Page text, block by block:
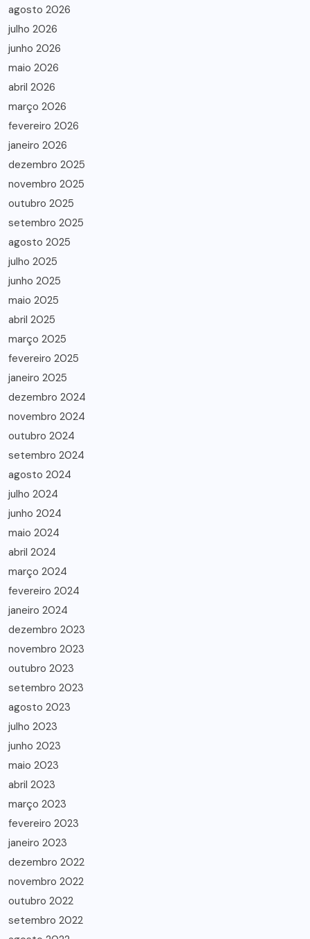
agosto 2026
julho 2026
junho 2026
maio 2026
abril 2026
março 2026
fevereiro 2026
janeiro 2026
dezembro 2025
novembro 2025
outubro 2025
setembro 2025
agosto 2025
julho 2025
junho 2025
maio 2025
abril 2025
março 2025
fevereiro 2025
janeiro 2025
dezembro 2024
novembro 2024
outubro 2024
setembro 2024
agosto 2024
julho 2024
junho 2024
maio 2024
abril 2024
março 2024
fevereiro 2024
janeiro 2024
dezembro 2023
novembro 2023
outubro 2023
setembro 2023
agosto 2023
julho 2023
junho 2023
maio 2023
abril 2023
março 2023
fevereiro 2023
janeiro 2023
dezembro 2022
novembro 2022
outubro 2022
setembro 2022